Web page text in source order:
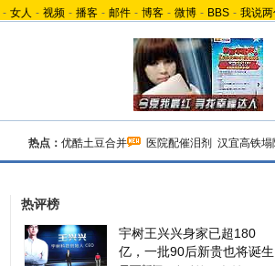
- 女人 - 视频 - 播客 - 邮件 - 博客 - 微博 - BBS - 我说两
热点： 优酷土豆合并 医院配催泪剂 汉宜高铁塌
热评榜
宇树王兴兴身家已超180
亿，一批90后新贵也将诞生